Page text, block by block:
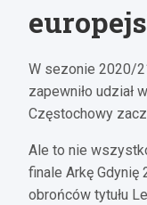
W sezonie 2020/
zapewniło udział
Częstochowy
Ale to nie
finale Arkę Gdynię
obrońców tytułu